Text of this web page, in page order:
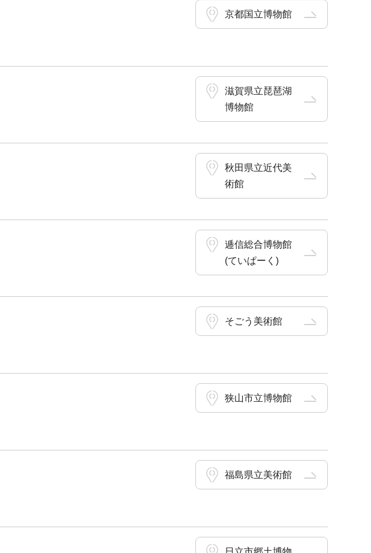
京都国立博物館
滋賀県立琵琶湖
博物館
秋田県立近代美
術館
逓信総合博物館
(ていぱーく)
そごう美術館
狭山市立博物館
福島県立美術館